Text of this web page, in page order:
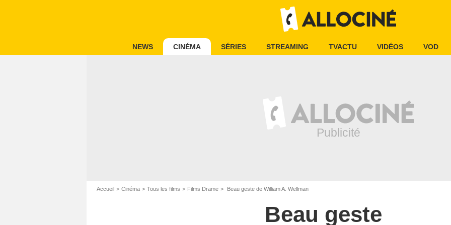
NEWS CINÉMA SÉRIES STREAMING TVACTU VIDÉOS VOD
Accueil Cinéma Tous les films Films Drame Beau geste de William A. Wellman
Beau geste